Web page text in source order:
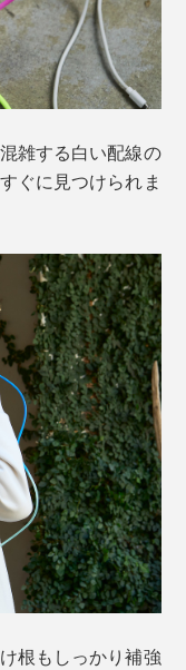
雑する白い配線の
ぐに見つけられま
根もしっかり補強